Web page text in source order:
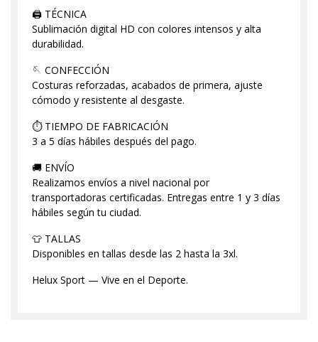
🖨️ TÉCNICA
Sublimación digital HD con colores intensos y alta
durabilidad.
🪡 CONFECCIÓN
Costuras reforzadas, acabados de primera, ajuste
cómodo y resistente al desgaste.
⏱️ TIEMPO DE FABRICACIÓN
3 a 5 días hábiles después del pago.
🚚 ENVÍO
Realizamos envíos a nivel nacional por
transportadoras certificadas. Entregas entre 1 y 3 días
hábiles según tu ciudad.
👕 TALLAS
Disponibles en tallas desde las 2 hasta la 3xl.
Helux Sport — Vive en el Deporte.